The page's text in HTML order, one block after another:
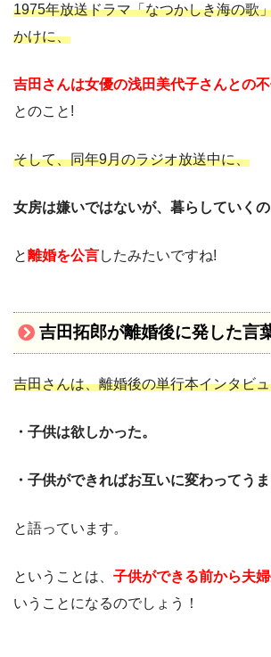
1975年放送ドラマ「なつかしき海の歌
かけに、
吉田さんは女優の浅田美代子さんとの
とのこと!
そして、同年9月のラジオ放送中に、
女房は嫌いではないが、暮らしていく
と離婚を公言したみたいですね!
吉田拓郎が離婚後に発した言
吉田さんは、離婚後の単行本インタビ
・子供は欲しかった。
・子供ができればお互いに変わってう
と語っています。
ということは、 子供ができる前から夫
いうことになるのでしょう！